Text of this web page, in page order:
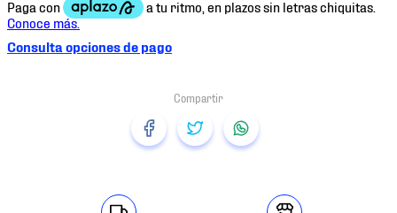
Consulta opciones de pago